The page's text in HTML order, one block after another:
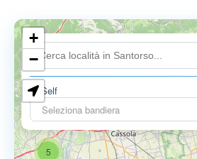
Self
Seleziona bandiera
5
6
+
−